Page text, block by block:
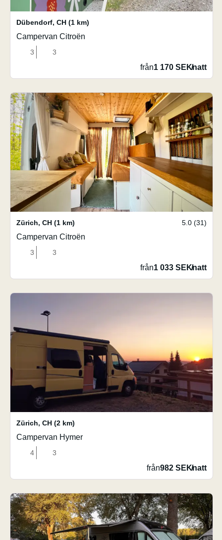
Dübendorf, CH (1 km)
Campervan Citroën
3 3
från1 170 SEK/natt
Zürich, CH (1 km) 5.0 (31)
Campervan Citroën
3 3
från1 033 SEK/natt
Zürich, CH (2 km)
Campervan Hymer
4 3
från982 SEK/natt